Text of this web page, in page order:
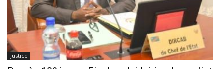
Justice